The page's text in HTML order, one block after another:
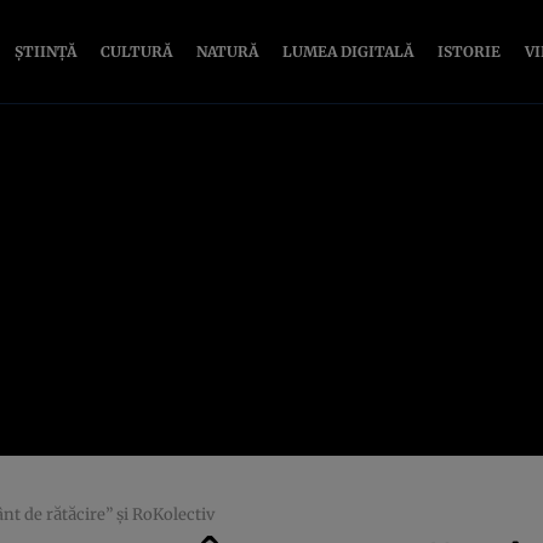
ȘTIINȚĂ CULTURĂ NATURĂ LUMEA DIGITALĂ ISTORIE
de rătăcire” şi RoKolectiv